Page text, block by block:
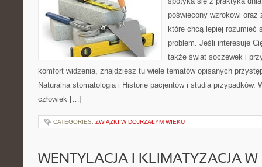
poświęcony wzrokowi oraz
które chcą lepiej rozumieć
problem. Jeśli interesuje
także świat soczewek i
komfort widzenia, znajdziesz tu wiele tematów opisanych
Naturalna stomatologia i Historie pacjentów i studia przypadków.
człowiek […]
CATEGORIES: ZWIĄZKI W DOJRZAŁYM WIEKU
WENTYLACJA I KLIMATYZACJA W